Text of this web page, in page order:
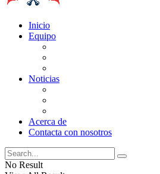
Inicio
Equipo
Noticias
Acerca de
Contacta con nosotros
No Result